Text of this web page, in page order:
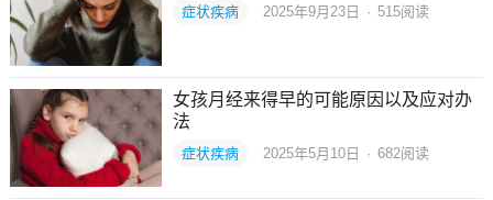
症状疾病 2025年9月23日 · 515阅读
女孩月经来得早的可能原因以及应对办
法
症状疾病 2025年5月10日 · 682阅读